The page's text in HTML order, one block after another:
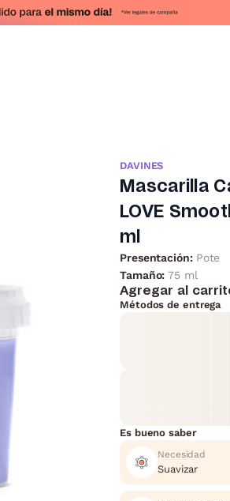
DAVINES
Mascarilla
LOVE
ml
Presentación: Pote
Tamaño:75 ml
Agregar al
Métodos de entrega
Es bueno saber
Necesidad
Suavizar